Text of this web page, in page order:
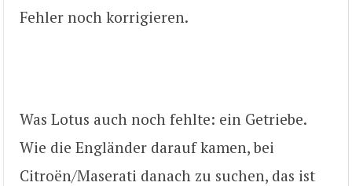
Fehler noch korrigieren.
Was Lotus auch noch fehlte: ein Getriebe.
Wie die Engländer darauf kamen, bei
Citroën/Maserati danach zu suchen, das ist